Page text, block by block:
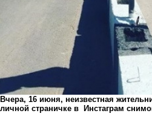
Вчера, 16 июня, неизвестная
личной страничке в Инстаграм